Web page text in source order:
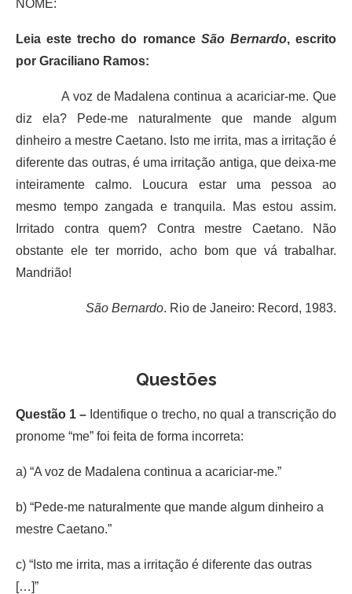
NOME:
Leia este trecho do romance São Bernardo, escrito
por Graciliano Ramos:
A voz de Madalena continua a acariciar-me. Que
diz ela? Pede-me naturalmente que mande algum
dinheiro a mestre Caetano. Isto me irrita, mas a irritação é
diferente das outras, é uma irritação antiga, que deixa-me
inteiramente calmo. Loucura estar uma pessoa ao
mesmo tempo zangada e tranquila. Mas estou assim.
Irritado contra quem? Contra mestre Caetano. Não
obstante ele ter morrido, acho bom que vá trabalhar.
Mandrião!
São Bernardo. Rio de Janeiro: Record, 1983.
Questões
Questão 1 – Identifique o trecho, no qual a transcrição do
pronome “me” foi feita de forma incorreta:
a) “A voz de Madalena continua a acariciar-me.”
b) “Pede-me naturalmente que mande algum dinheiro a
mestre Caetano.”
c) “Isto me irrita, mas a irritação é diferente das outras
[…]”